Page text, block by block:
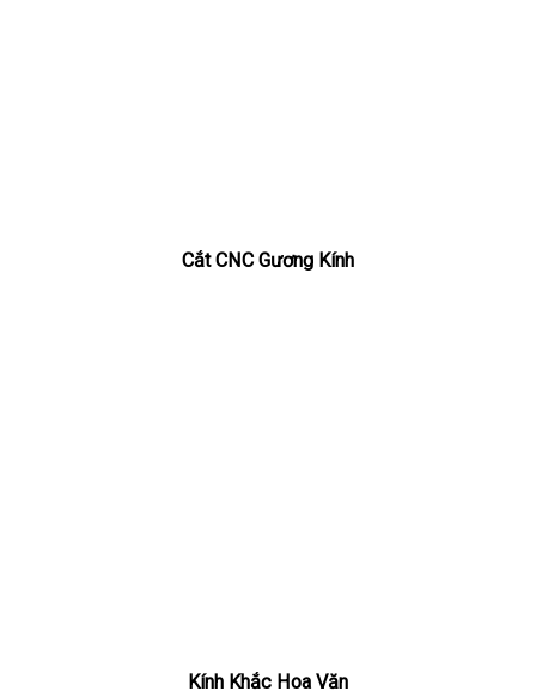
Cắt CNC Gương Kính
Kính Khắc Hoa Văn